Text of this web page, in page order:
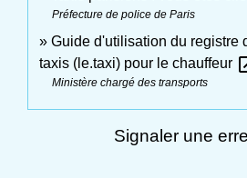
Préfecture de police de Paris
Guide d'utilisation du registre
taxis (le.taxi) pour le chauffeur
Ministère chargé des transports
Signaler une